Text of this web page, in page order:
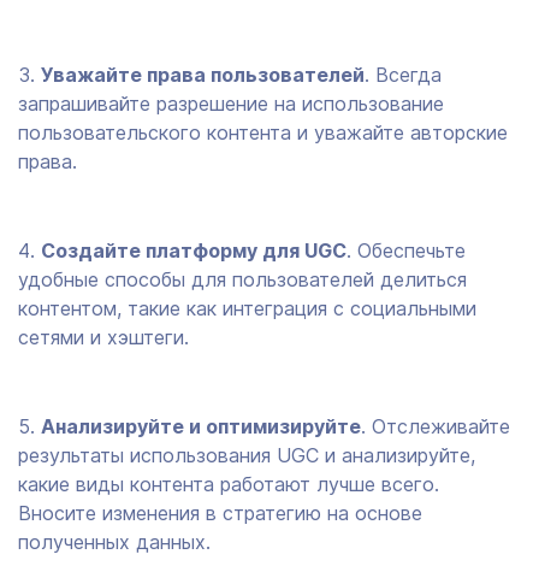
Уважайте права пользователей. Всегда
запрашивайте разрешение на использование
пользовательского контента и уважайте авторские
права.
Создайте платформу для UGC. Обеспечьте
удобные способы для пользователей делиться
контентом, такие как интеграция с социальными
сетями и хэштеги.
Анализируйте и оптимизируйте. Отслеживайте
результаты использования UGC и анализируйте,
какие виды контента работают лучше всего.
Вносите изменения в стратегию на основе
полученных данных.